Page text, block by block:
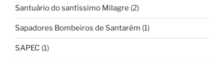
Santuário do santíssimo Milagre (2)
Sapadores Bombeiros de Santarém (1)
SAPEC (1)